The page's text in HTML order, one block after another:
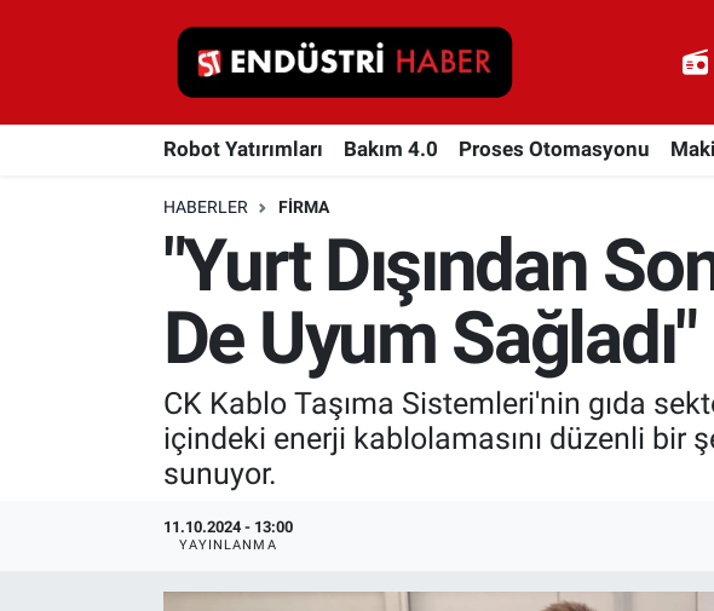
Robot Yatırımları Bakım 4.0 Proses Otomasyonu
HABERLER FIRMA
"Yurt Dışından
De Uyum Sağladı"
CK Kablo Taşıma Sistemleri'nin gıda
içindeki enerji kablolamasını düzenli bir
sunuyor.
11.10.2024 - 13:00
YAYINLANMA
Robot Yatırımları
Proses Otomasyonu
Depolama Çözümleri
İnşaat ve Malzeme
HaberOrtak
EndüstriST